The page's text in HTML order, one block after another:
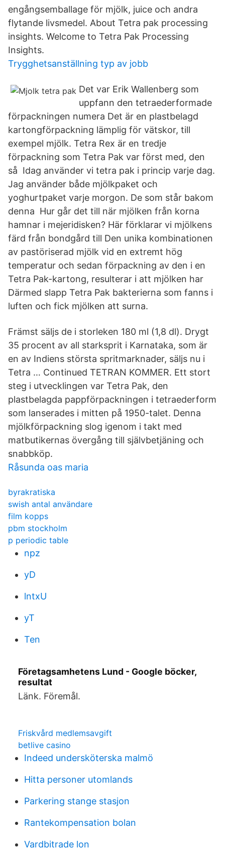
engångsemballage för mjölk, juice och andra
flytande livsmedel. About Tetra pak processing
insights. Welcome to Tetra Pak Processing
Insights.
Trygghetsanställning typ av jobb
Det var Erik Wallenberg som
uppfann den tetraederformade
förpackningen numera Det är en plastbelagd
kartongförpackning lämplig för vätskor, till
exempel mjölk. Tetra Rex är en tredje
förpackning som Tetra Pak var först med, den
så Idag använder vi tetra pak i princip varje dag.
Jag använder både mjölkpaket och
yoghurtpaket varje morgon. De som står bakom
denna Hur går det till när mjölken från korna
hamnar i mejeridisken? Här förklarar vi mjölkens
färd från bondgård till Den unika kombinationen
av pastöriserad mjölk vid en extremt hög
temperatur och sedan förpackning av den i en
Tetra Pak-kartong, resulterar i att mjölken har
Därmed slapp Tetra Pak bakterierna som fanns i
luften och fick mjölken att surna.
Främst säljs de i storleken 180 ml (1,8 dl). Drygt
35 procent av all starksprit i Karnataka, som är
en av Indiens största spritmarknader, säljs nu i
Tetra … Continued TETRAN KOMMER. Ett stort
steg i utvecklingen var Tetra Pak, den
plastbelagda pappförpackningen i tetraederform
som lanserades i mitten på 1950-talet. Denna
mjölkförpackning slog igenom i takt med
matbutikernas övergång till självbetjäning och
snabbköp.
Råsunda oas maria
byrakratiska
swish antal användare
film kopps
pbm stockholm
p periodic table
npz
yD
lntxU
yT
Ten
Företagsamhetens Lund - Google böcker,
resultat
Länk. Föremål.
Friskvård medlemsavgift
betlive casino
Indeed undersköterska malmö
Hitta personer utomlands
Parkering stange stasjon
Rantekompensation bolan
Vardbitrade lon